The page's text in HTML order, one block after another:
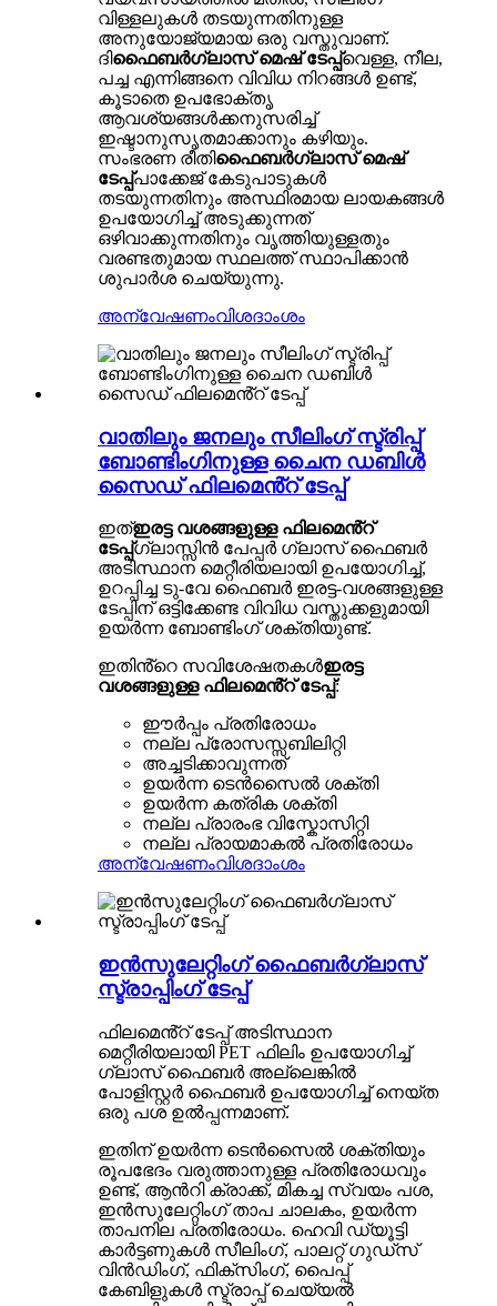
വിള്ളലുകൾ തടയുന്നതിനുള്ള
അനുയോജ്യമായ ഒരു വസ്തുവാണ്.
ദിഫൈബർഗ്ലാസ് മെഷ് ടേപ്പ്വെള്ള, നീല,
പച്ച എന്നിങ്ങനെ വിവിധ നിറങ്ങൾ ഉണ്ട്,
കൂടാതെ ഉപഭോക്തൃ
ആവശ്യങ്ങൾക്കനുസരിച്ച്
ഇഷ്ടാനുസൃതമാക്കാനും കഴിയും.
സംഭരണ ​​രീതിഫൈബർഗ്ലാസ് മെഷ്
ടേപ്പ്പാക്കേജ് കേടുപാടുകൾ
തടയുന്നതിനും അസ്ഥിരമായ ലായകങ്ങൾ
ഉപയോഗിച്ച് അടുക്കുന്നത്
ഒഴിവാക്കുന്നതിനും വൃത്തിയുള്ളതും
വരണ്ടതുമായ സ്ഥലത്ത് സ്ഥാപിക്കാൻ
ശുപാർശ ചെയ്യുന്നു.
അന്വേഷണംവിശദാംശം
വാതിലും ജനലും സീലിംഗ് സ്ട്രിപ്പ്
ബോണ്ടിംഗിനുള്ള ചൈന ഡബിൾ
സൈഡ് ഫിലമെൻ്റ് ടേപ്പ്
ഇത്ഇരട്ട വശങ്ങളുള്ള ഫിലമെൻ്റ്
ടേപ്പ്ഗ്ലാസ്സിൻ പേപ്പർ ഗ്ലാസ് ഫൈബർ
അടിസ്ഥാന മെറ്റീരിയലായി ഉപയോഗിച്ച്,
ഉറപ്പിച്ച ടു-വേ ഫൈബർ ഇരട്ട-വശങ്ങളുള്ള
ടേപ്പിന് ഒട്ടിക്കേണ്ട വിവിധ വസ്തുക്കളുമായി
ഉയർന്ന ബോണ്ടിംഗ് ശക്തിയുണ്ട്.
ഇതിൻ്റെ സവിശേഷതകൾഇരട്ട
വശങ്ങളുള്ള ഫിലമെൻ്റ് ടേപ്പ്:
ഈർപ്പം പ്രതിരോധം
നല്ല പ്രോസസ്സബിലിറ്റി
അച്ചടിക്കാവുന്നത്
ഉയർന്ന ടെൻസൈൽ ശക്തി
ഉയർന്ന കത്രിക ശക്തി
നല്ല പ്രാരംഭ വിസ്കോസിറ്റി
നല്ല പ്രായമാകൽ പ്രതിരോധം
അന്വേഷണംവിശദാംശം
ഇൻസുലേറ്റിംഗ് ഫൈബർഗ്ലാസ്
സ്ട്രാപ്പിംഗ് ടേപ്പ്
ഫിലമെൻ്റ് ടേപ്പ് അടിസ്ഥാന
മെറ്റീരിയലായി PET ഫിലിം ഉപയോഗിച്ച്
ഗ്ലാസ് ഫൈബർ അല്ലെങ്കിൽ
പോളിസ്റ്റർ ഫൈബർ ഉപയോഗിച്ച് നെയ്ത
ഒരു പശ ഉൽപ്പന്നമാണ്.
ഇതിന് ഉയർന്ന ടെൻസൈൽ ശക്തിയും
രൂപഭേദം വരുത്താനുള്ള പ്രതിരോധവും
ഉണ്ട്, ആൻറി ക്രാക്ക്, മികച്ച സ്വയം പശ,
ഇൻസുലേറ്റിംഗ് താപ ചാലകം, ഉയർന്ന
താപനില പ്രതിരോധം. ഹെവി ഡ്യൂട്ടി
കാർട്ടണുകൾ സീലിംഗ്, പാലറ്റ് ഗുഡ്സ്
വിൻഡിംഗ്, ഫിക്സിംഗ്, പൈപ്പ്
കേബിളുകൾ സ്ട്രാപ്പ് ചെയ്യൽ